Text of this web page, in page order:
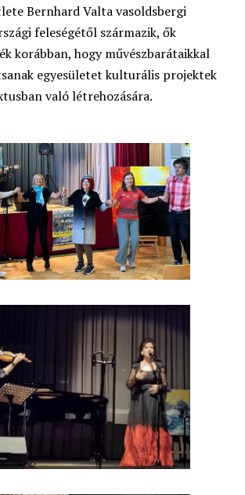
Bernhard Valta vasoldsbergi
feleségétől származik, ők
korábban, hogy művészbarátaikkal
egyesületet kulturális projektek
való létrehozására.